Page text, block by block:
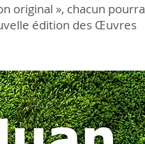
original », chacun pourra
édition des Œuvres